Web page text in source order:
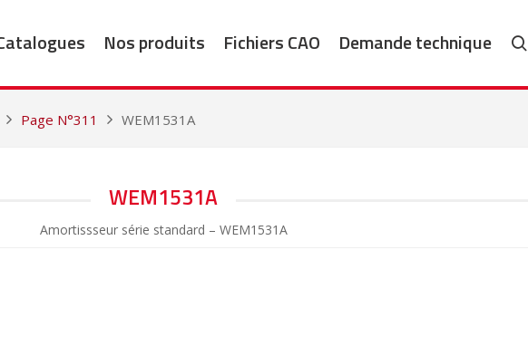
Nos produits Fichiers CAO Demande technique
Page N°311 WEM1531A
WEM1531A
Amortissseur série standard – WEM1531A